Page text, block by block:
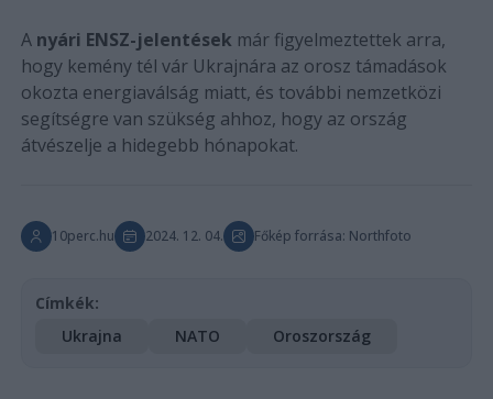
A nyári ENSZ-jelentések már figyelmeztettek arra,
hogy kemény tél vár Ukrajnára az orosz támadások
okozta energiaválság miatt, és további nemzetközi
segítségre van szükség ahhoz, hogy az ország
átvészelje a hidegebb hónapokat.
10perc.hu 2024. 12. 04. Főkép forrása: Northfoto
Címkék:
Ukrajna
NATO Oroszország